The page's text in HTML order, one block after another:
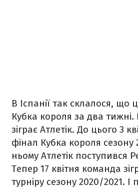
В Іспанії так склалося, що
Кубка короля за два тижні.
зіграє Атлетік. До цього 3
фінал Кубка короля сезону
ньому Атлетік поступився
Тепер 17 квітня команда
турніру сезону 2020/2021. І